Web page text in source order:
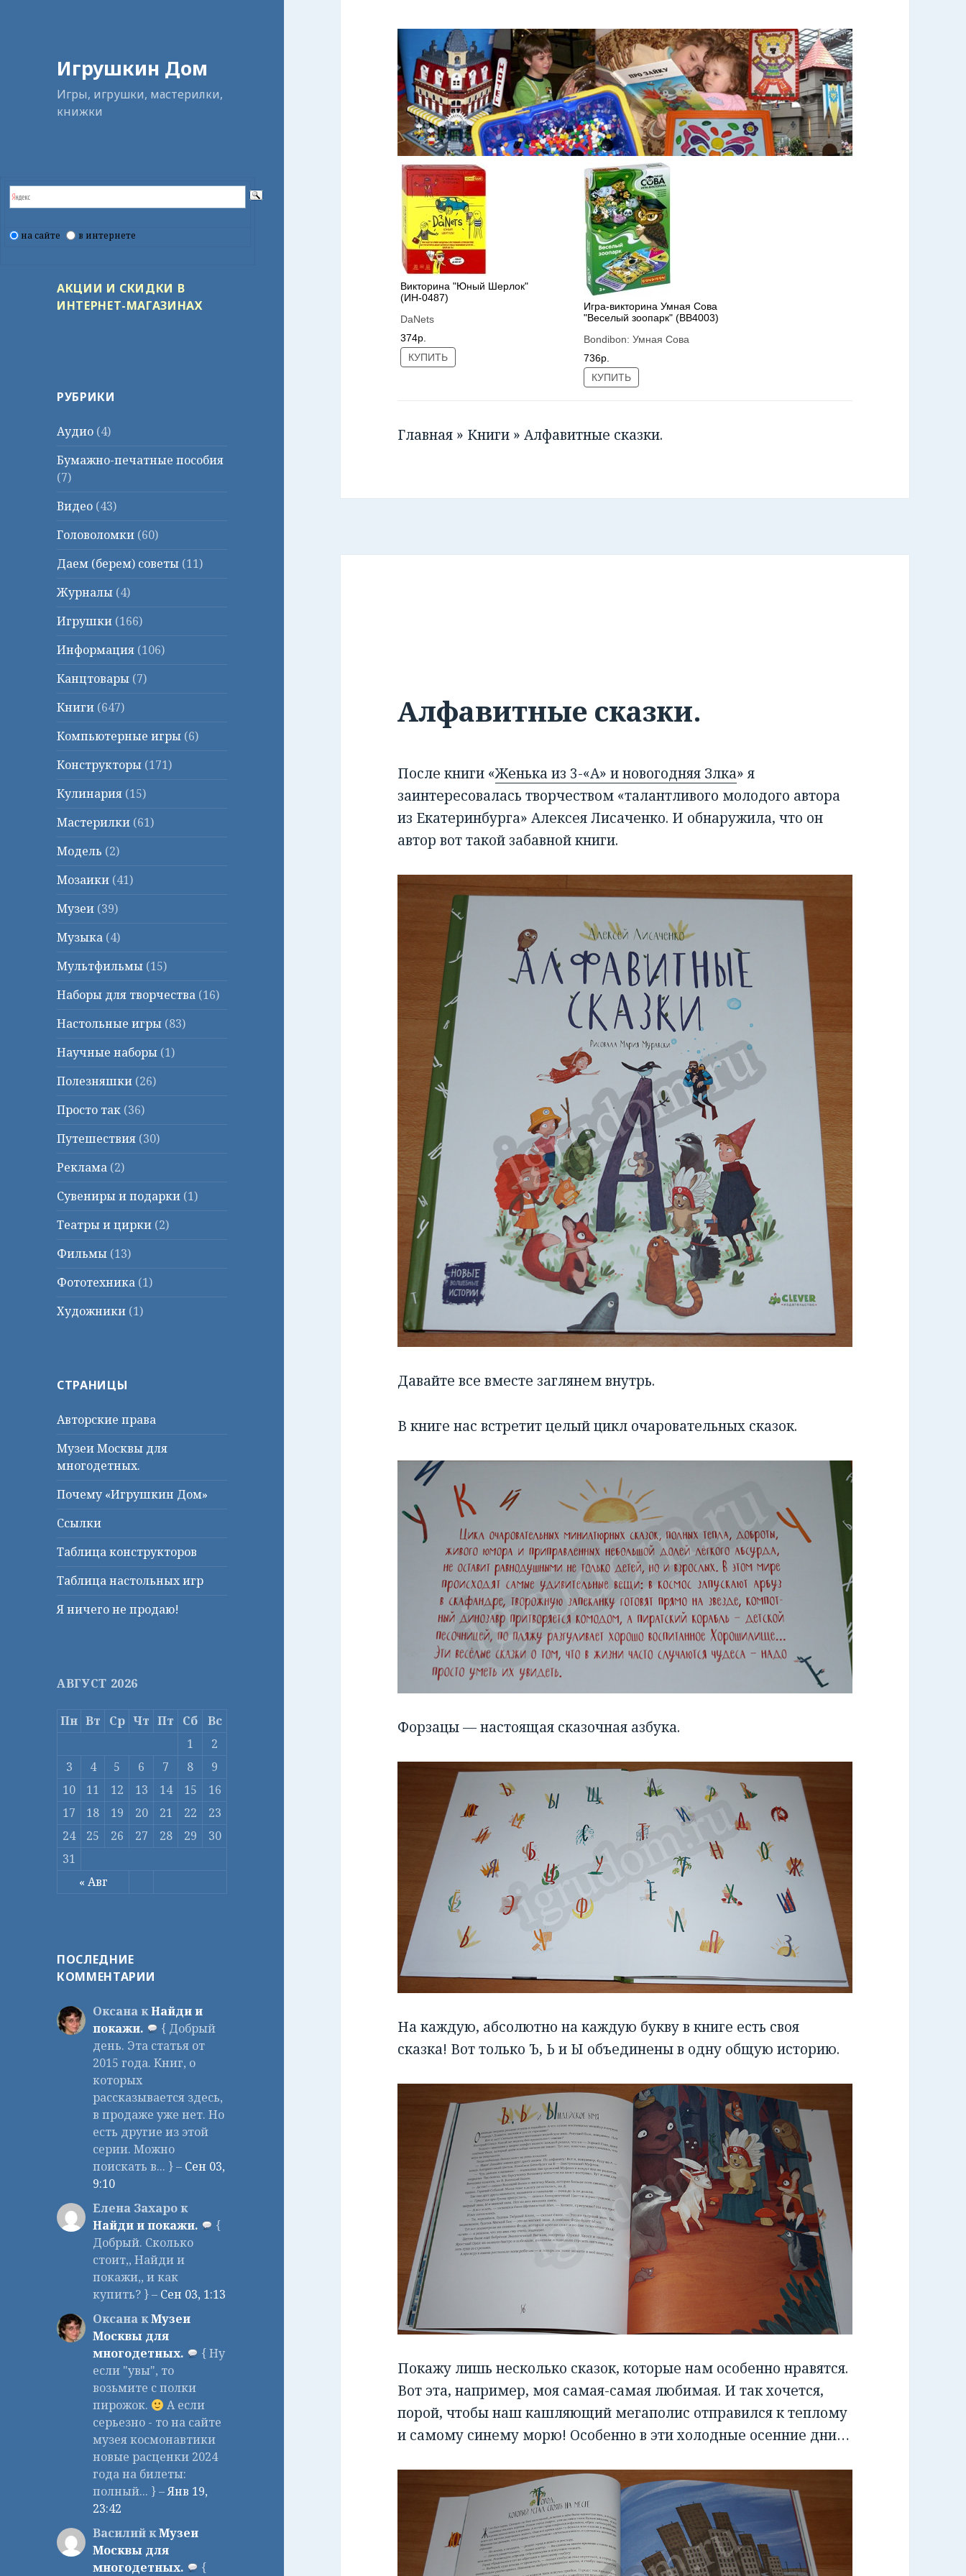
Игрушкин Дом
Игры, игрушки, мастерилки,
книжки
на сайте в интернете
АКЦИИ И СКИДКИ В
ИНТЕРНЕТ-МАГАЗИНАХ
РУБРИКИ
Аудио (4)
Бумажно-печатные пособия
(7)
Видео (43)
Головоломки (60)
Даем (берем) советы (11)
Журналы (4)
Игрушки (166)
Информация (106)
Канцтовары (7)
Книги (647)
Компьютерные игры (6)
Конструкторы (171)
Кулинария (15)
Мастерилки (61)
Модель (2)
Мозаики (41)
Музеи (39)
Музыка (4)
Мультфильмы (15)
Наборы для творчества (16)
Настольные игры (83)
Научные наборы (1)
Полезняшки (26)
Просто так (36)
Путешествия (30)
Реклама (2)
Сувениры и подарки (1)
Театры и цирки (2)
Фильмы (13)
Фототехника (1)
Художники (1)
СТРАНИЦЫ
Авторские права
Музеи Москвы для
многодетных.
Почему «Игрушкин Дом»
Ссылки
Таблица конструкторов
Таблица настольных игр
Я ничего не продаю!
АВГУСТ 2026
Пн Вт Ср Чт Пт Сб Вс
« Авг
1
2
3
4 5 6 7 8
9
10
11 12 13 14 15
16
17
18 19 20 21 22
23
24
25 26 27 28 29
30
31
ПОСЛЕДНИЕ
КОММЕНТАРИИ
Оксана кНайди и
покажи.
{ Добрый
день. Эта статья от
2015 года. Книг, о
которых
рассказывается здесь,
в продаже уже нет. Но
есть другие из этой
серии. Можно
поискать в... } – Сен 03,
9:10
Елена Захаро к
Найди и покажи.
{
Добрый. Сколько
стоит,, Найди и
покажи,, и как
купить? } – Сен 03, 1:13
Оксана кМузеи
Москвы для
многодетных.
{ Ну
если "увы", то
возьмите с полки
пирожок.
А если
серьезно - то на сайте
музея космонавтики
новые расценки 2024
года на билеты:
полный... } –Янв 19,
23:42
Василий кМузеи
Москвы для
многодетных.
{
Викторина "Юный Шерлок"
(ИН-0487)
DaNets
374р.
КУПИТЬ
Игра-викторина Умная Сова
"Веселый зоопарк" (ВВ4003)
Bondibon:Умная Сова
736р.
КУПИТЬ
Главная » Книги »Алфавитные сказки.
Алфавитные сказки.
После книги «Женька из 3-«А» и новогодняя Злка» я
заинтересовалась творчеством «талантливого молодого автора
из Екатеринбурга» Алексея Лисаченко. И обнаружила, что он
автор вот такой забавной книги.
Давайте все вместе заглянем внутрь.
В книге нас встретит целый цикл очаровательных сказок.
Форзацы — настоящая сказочная азбука.
На каждую, абсолютно на каждую букву в книге есть своя
сказка! Вот только Ъ, Ь и Ы объединены в одну общую историю.
Покажу лишь несколько сказок, которые нам особенно нравятся.
Вот эта, например, моя самая-самая любимая. И так хочется,
порой, чтобы наш кашляющий мегаполис отправился к теплому
и самому синему морю! Особенно в эти холодные осенние дни…